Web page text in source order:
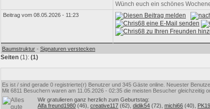
Wünch euch ein schönes
Beitrag vom 08.05.2026 - 11:23
Baumstruktur - Signaturen verstecken
Seiten (1): (1)
Es ist / sind gerade 0 registrierte(r) Benutzer und 345 Gäste online. Neuester
Mit 6811 Besuchern waren am 11.05.2026 - 02:35 die meisten Besucher gleichzeitig
Wir gratulieren ganz herzlich zum Geburtstag:
Alfa freund1980 (46), creative117 (62), didik54 (72), michi66 (40),